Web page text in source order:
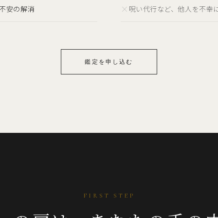
安の解消 × 呪い代行など、他人を不幸
鑑定を申し込む
FIRST STEP